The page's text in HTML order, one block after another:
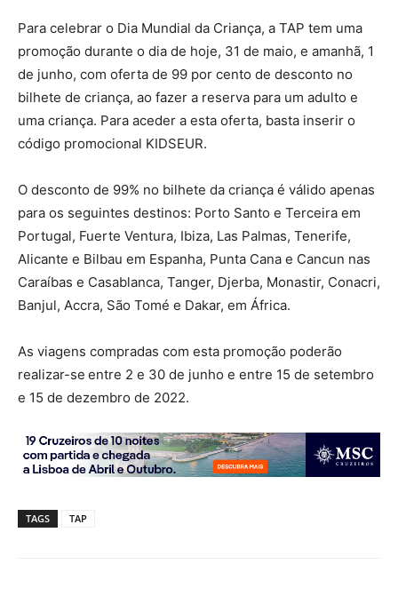
Para celebrar o Dia Mundial da Criança, a TAP tem uma
promoção durante o dia de hoje, 31 de maio, e amanhã, 1
de junho, com oferta de 99 por cento de desconto no
bilhete de criança, ao fazer a reserva para um adulto e
uma criança. Para aceder a esta oferta, basta inserir o
código promocional KIDSEUR.
O desconto de 99% no bilhete da criança é válido apenas
para os seguintes destinos: Porto Santo e Terceira em
Portugal, Fuerte Ventura, Ibiza, Las Palmas, Tenerife,
Alicante e Bilbau em Espanha, Punta Cana e Cancun nas
Caraíbas e Casablanca, Tanger, Djerba, Monastir, Conacri,
Banjul, Accra, São Tomé e Dakar, em África.
As viagens compradas com esta promoção poderão
realizar-se entre 2 e 30 de junho e entre 15 de setembro
e 15 de dezembro de 2022.
TAGS TAP